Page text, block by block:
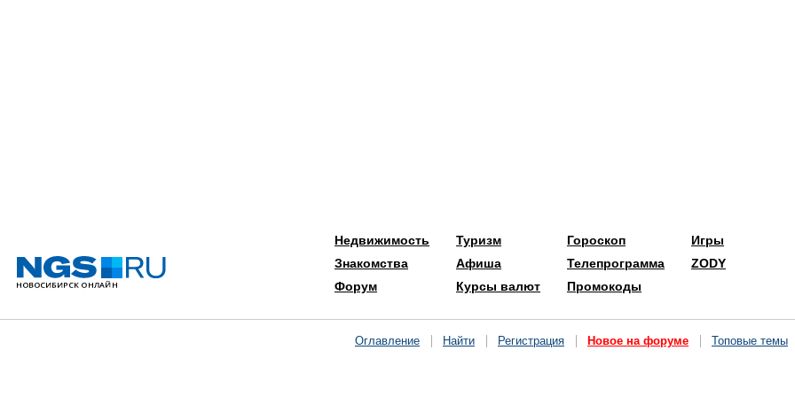
Недвижимость
Знакомства
Форум
Туризм
Афиша
Курсы валют
Гороскоп
Телепрограмма
Промокоды
Игры
ZODY
Оглавление Найти Регистрация Новое на форуме Топовые темы